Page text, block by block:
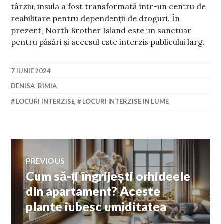
târziu, insula a fost transformată într-un centru de
reabilitare pentru dependenții de droguri. În
prezent, North Brother Island este un sanctuar
pentru păsări și accesul este interzis publicului larg.
7 IUNIE 2024
DENISA IRIMIA
LOCURI INTERZISE, LOCURI INTERZISE IN LUME
Navigare
în
articole
PREVIOUS
Previous
post:
Cum să-ți îngrijești orhideele
din apartament? Aceste
plante iubesc umiditatea